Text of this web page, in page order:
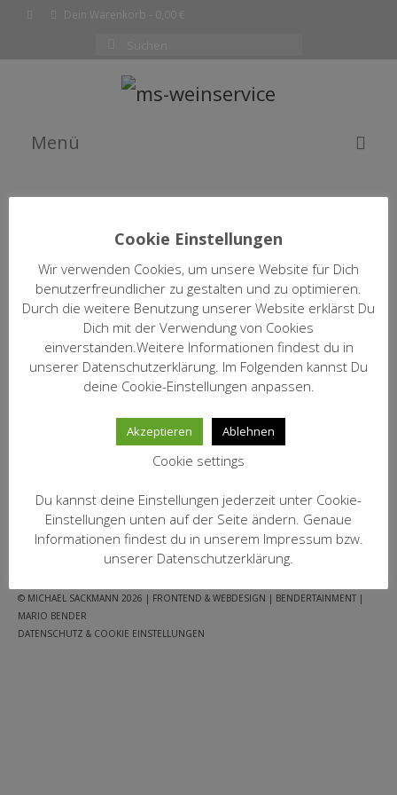
Dein Warenkorb 0,00 €
nach:
Menü
SHOP
KOMPLETTE WEINLISTE
WARENKORB
KASSE
Datenschutzbelehrung
Versandarten
Zahlungsarten
WEIN-ABO
FRAGEBOGEN
WEINFILTER ÖFFNEN / SCHLIESSEN
2013 Riesl Kalkstein
Georg Mosbacher
15,00€
inkl. 19 % MwSt.
zzgl.Versandkosten
IN DEN WARENKORB
JUGENDSCHUTZ
© MICHAEL SACKMANN 2026 | FRONTEND & WEBDESIGN | BENDERTAINMENT |
MARIO BENDER
DATENSCHUTZ & COOKIE EINSTELLUNGEN
Cookie Einstellungen
Wir verwenden Cookies, um unsere Website für Dich
benutzerfreundlicher zu gestalten und zu optimieren.
Durch die weitere Benutzung unserer Website erklärst Du
Dich mit der Verwendung von Cookies
einverstanden.Weitere Informationen findest du in
unserer Datenschutzerklärung. Im Folgenden kannst Du
deine Cookie-Einstellungen anpassen.
Akzeptieren Ablehnen
Cookie settings
Du kannst deine Einstellungen jederzeit unter Cookie-
Einstellungen unten auf der Seite ändern. Genaue
Informationen findest du in unserem Impressum bzw.
unserer Datenschutzerklärung.